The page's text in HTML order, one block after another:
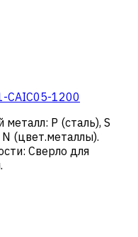
CAIC05-1200
металл: Р (сталь), S
(цвет.металлы).
: Сверло для
.